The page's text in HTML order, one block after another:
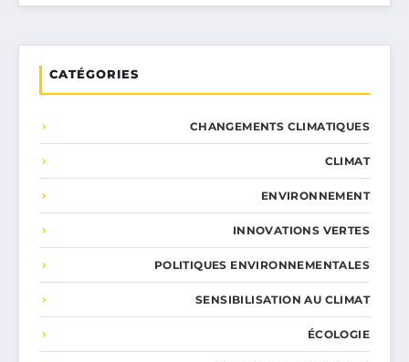
CATÉGORIES
CHANGEMENTS CLIMATIQUES
CLIMAT
ENVIRONNEMENT
INNOVATIONS VERTES
POLITIQUES ENVIRONNEMENTALES
SENSIBILISATION AU CLIMAT
ÉCOLOGIE